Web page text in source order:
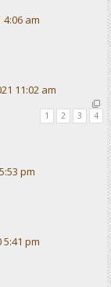
4:06 am
11:02 am
1 2 3 4
pm
5:41 pm